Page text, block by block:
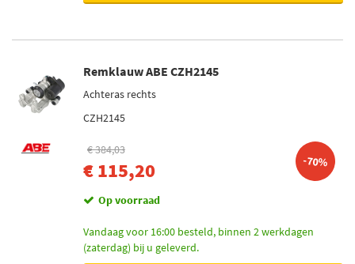
Remklauw ABE CZH2145
Achteras rechts
CZH2145
€ 384,03
€ 115,20 -70%
Op voorraad
Vandaag voor 16:00 besteld, binnen 2 werkdagen
(zaterdag) bij u geleverd.